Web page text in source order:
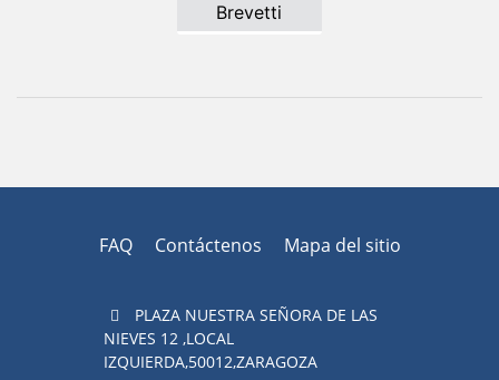
Brevetti
FAQ Contáctenos Mapa del sitio
PLAZA NUESTRA SEÑORA DE LAS
NIEVES 12 ,LOCAL
IZQUIERDA,50012,ZARAGOZA